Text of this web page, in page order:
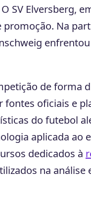
SV Elversberg,
Na
de forma
fontes oficiais e
do futebol
aplicada ao
dedicados à
na análise